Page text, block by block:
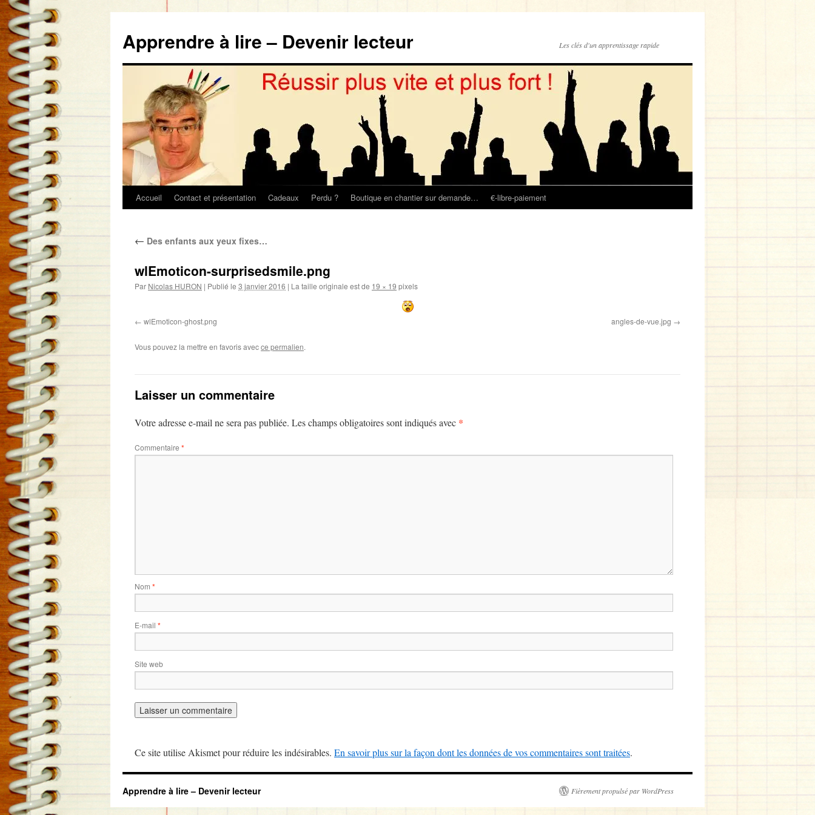
contenu
Apprendre à lire – Devenir lecteur Les clés d'un apprentissage rapide
Accueil Contact et présentation Cadeaux Perdu ? Boutique en chantier sur demande… €-libre-paiement
← Des enfants aux yeux fixes…
wlEmoticon-surprisedsmile.png
Par Nicolas HURON | Publié le 3 janvier 2016 | La taille originale est de 19 × 19 pixels
wlEmoticon-ghost.png angles-de-vue.jpg
Vous pouvez la mettre en favoris avecce permalien.
Laisser un commentaire
Votre adresse e-mail ne sera pas publiée. Les champs obligatoires sont indiqués avec *
Commentaire *
Nom *
E-mail *
Site web
Ce site utilise Akismet pour réduire les indésirables. En savoir plus sur la façon dont les données de vos commentaires sont traitées.
Apprendre à lire – Devenir lecteur Fièrement propulsé par WordPress